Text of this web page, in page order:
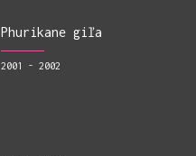
Phurikane giľa
2001 - 2002